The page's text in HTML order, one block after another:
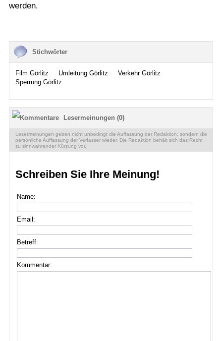
werden.
Stichwörter
Film Görlitz Umleitung Görlitz
Verkehr Görlitz
Sperrung Görlitz
Lesermeinungen (0)
Lesermeinungen geben nicht unbedingt die Auffassung der Redaktion, sondern die
persönliche Auffassung der Verfasser wieder. Die Redaktion behält sich das Recht
zu sinnwahrender Kürzung vor.
Schreiben Sie Ihre Meinung!
Name:
Email:
Betreff:
Kommentar: